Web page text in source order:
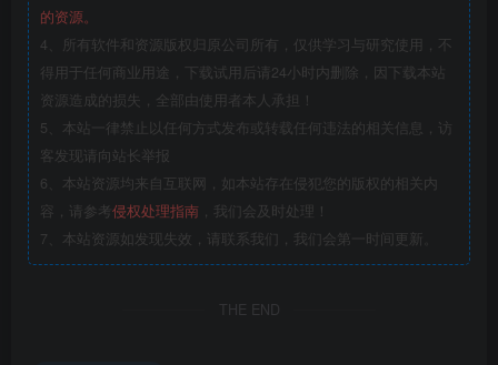
的资源。
4、所有软件和资源版权归原公司所有，仅供学习与研究使用，不
得用于任何商业用途，下载试用后请24小时内删除，因下载本站
资源造成的损失，全部由使用者本人承担！
5、本站一律禁止以任何方式发布或转载任何违法的相关信息，访
客发现请向站长举报
6、本站资源均来自互联网，如本站存在侵犯您的版权的相关内
容，请参考侵权处理指南 ，我们会及时处理！
7、本站资源如发现失效，请联系我们，我们会第一时间更新。
THE END